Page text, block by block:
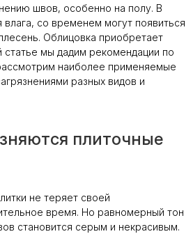
швов, особенно на полу. В
влага, со временем могут появиться
Облицовка приобретает
статье мы дадим рекомендации по
наиболее применяемые
разных видов и
плиточные
не теряет своей
время. Но равномерный тон
становится серым и некрасивым.